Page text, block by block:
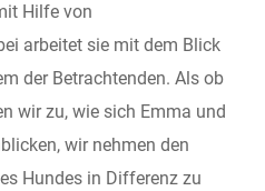
Hilfe von
arbeitet sie mit dem Blick
der Betrachtenden. Als ob
wir zu, wie sich Emma und
wir nehmen den
Hundes in Differenz zu